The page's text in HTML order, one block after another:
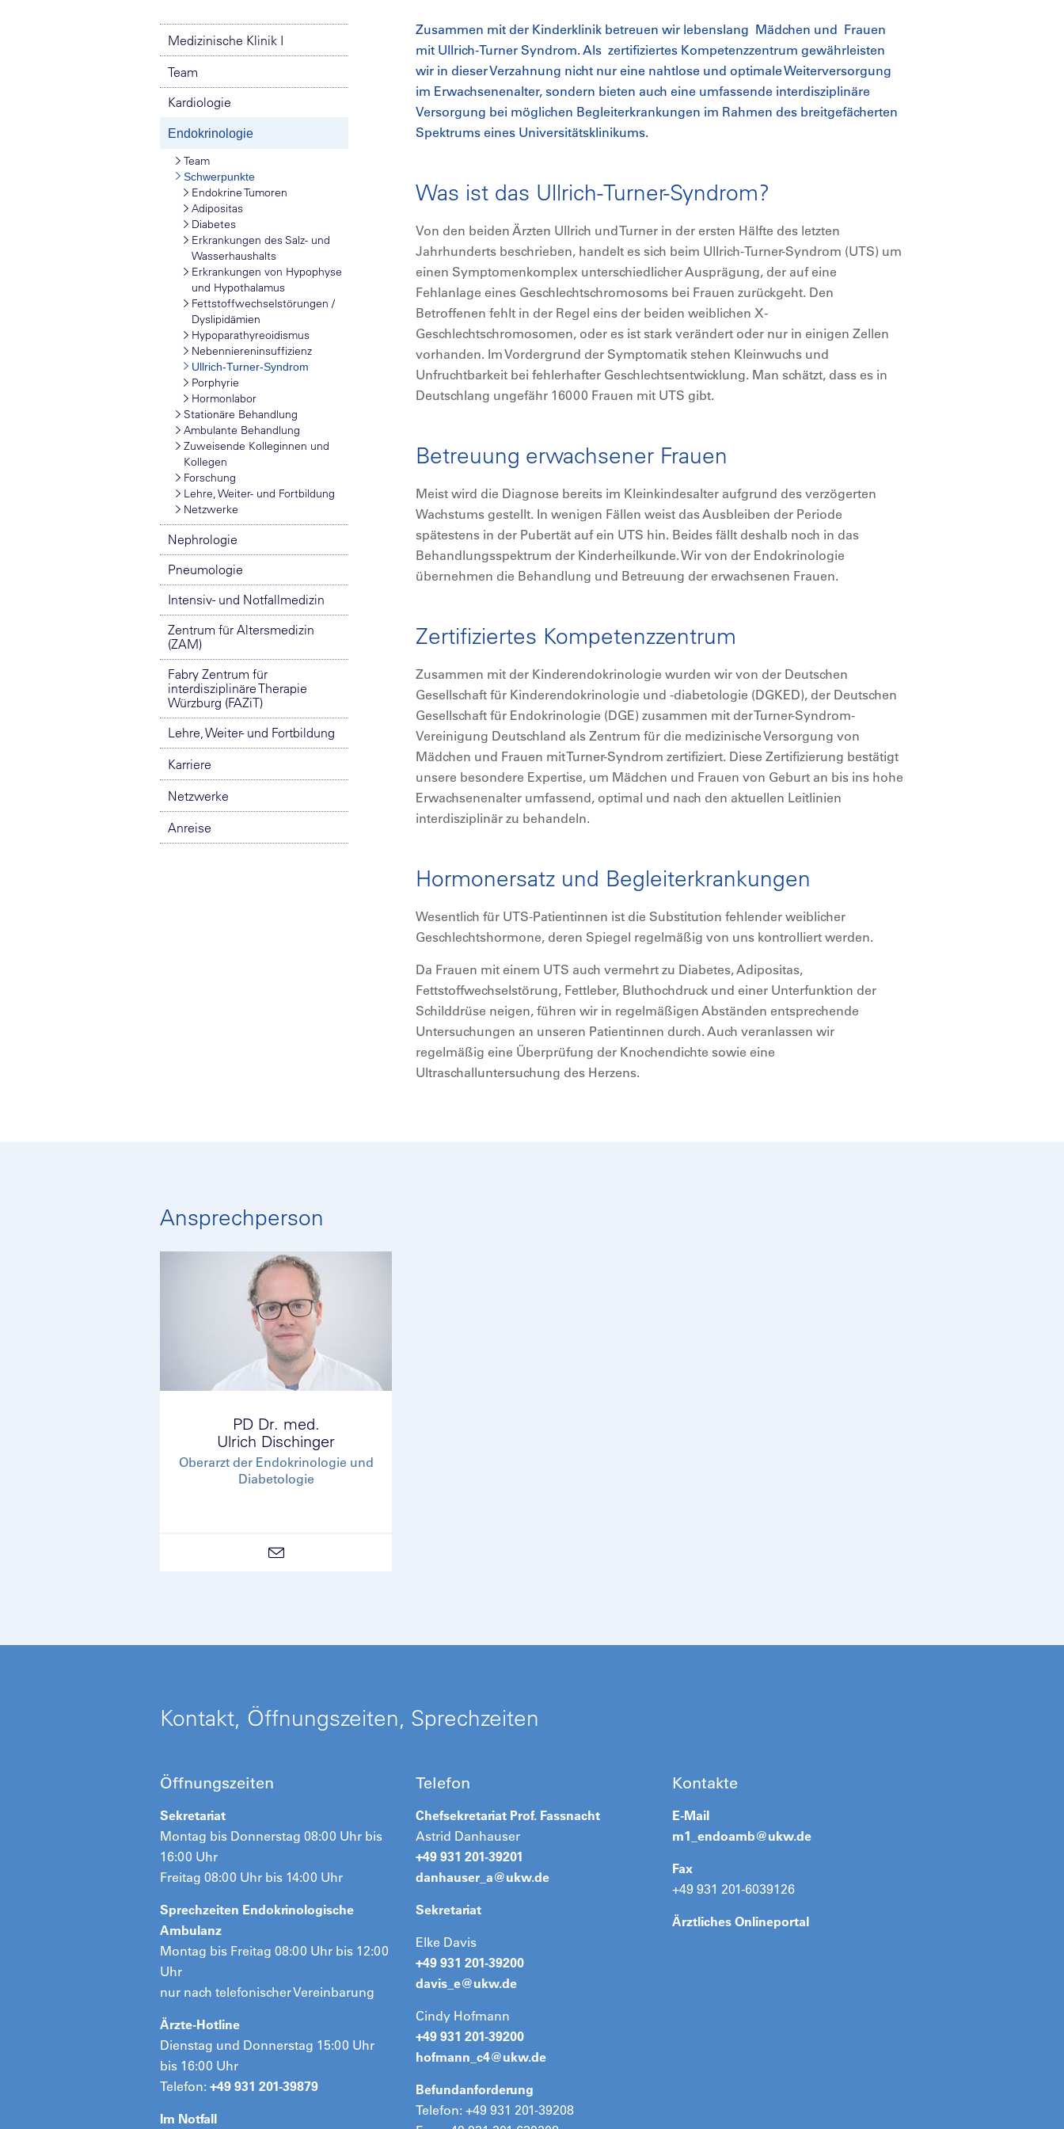
Medizinische Klinik I
Team
Kardiologie
Endokrinologie
Team
Schwerpunkte
Endokrine Tumoren
Adipositas
Diabetes
Erkrankungen des Salz- und
Wasserhaushalts
Erkrankungen von Hypophyse
und Hypothalamus
Fettstoffwechselstörungen /
Dyslipidämien
Hypoparathyreoidismus
Nebenniereninsuffizienz
Ullrich-Turner-Syndrom
Porphyrie
Hormonlabor
Stationäre Behandlung
Ambulante Behandlung
Zuweisende Kolleginnen und
Kollegen
Forschung
Lehre, Weiter- und Fortbildung
Netzwerke
Nephrologie
Pneumologie
Intensiv- und Notfallmedizin
Zentrum für Altersmedizin
(ZAM)
Fabry Zentrum für
interdisziplinäre Therapie
Würzburg (FAZiT)
Lehre, Weiter- und Fortbildung
Karriere
Netzwerke
Anreise
Zusammen mit der Kinderklinik betreuen wir lebenslang Mädchen und Frauen
mit Ullrich-Turner Syndrom. Als zertifiziertes Kompetenzzentrum gewährleisten
wir in dieser Verzahnung nicht nur eine nahtlose und optimale Weiterversorgung
im Erwachsenenalter, sondern bieten auch eine umfassende interdisziplinäre
Versorgung bei möglichen Begleiterkrankungen im Rahmen des breitgefächerten
Spektrums eines Universitätsklinikums.
Was ist das Ullrich-Turner-Syndrom?
Von den beiden Ärzten Ullrich und Turner in der ersten Hälfte des letzten
Jahrhunderts beschrieben, handelt es sich beim Ullrich-Turner-Syndrom (UTS) um
einen Symptomenkomplex unterschiedlicher Ausprägung, der auf eine
Fehlanlage eines Geschlechtschromosoms bei Frauen zurückgeht. Den
Betroffenen fehlt in der Regel eins der beiden weiblichen X-
Geschlechtschromosomen, oder es ist stark verändert oder nur in einigen Zellen
vorhanden. Im Vordergrund der Symptomatik stehen Kleinwuchs und
Unfruchtbarkeit bei fehlerhafter Geschlechtsentwicklung. Man schätzt, dass es in
Deutschlang ungefähr 16000 Frauen mit UTS gibt.
Betreuung erwachsener Frauen
Meist wird die Diagnose bereits im Kleinkindesalter aufgrund des verzögerten
Wachstums gestellt. In wenigen Fällen weist das Ausbleiben der Periode
spätestens in der Pubertät auf ein UTS hin. Beides fällt deshalb noch in das
Behandlungsspektrum der Kinderheilkunde. Wir von der Endokrinologie
übernehmen die Behandlung und Betreuung der erwachsenen Frauen.
Zertifiziertes Kompetenzzentrum
Zusammen mit der Kinderendokrinologie wurden wir von der Deutschen
Gesellschaft für Kinderendokrinologie und -diabetologie (DGKED), der Deutschen
Gesellschaft für Endokrinologie (DGE) zusammen mit der Turner-Syndrom-
Vereinigung Deutschland als Zentrum für die medizinische Versorgung von
Mädchen und Frauen mit Turner-Syndrom zertifiziert. Diese Zertifizierung bestätigt
unsere besondere Expertise, um Mädchen und Frauen von Geburt an bis ins hohe
Erwachsenenalter umfassend, optimal und nach den aktuellen Leitlinien
interdisziplinär zu behandeln.
Hormonersatz und Begleiterkrankungen
Wesentlich für UTS-Patientinnen ist die Substitution fehlender weiblicher
Geschlechtshormone, deren Spiegel regelmäßig von uns kontrolliert werden.
Da Frauen mit einem UTS auch vermehrt zu Diabetes, Adipositas,
Fettstoffwechselstörung, Fettleber, Bluthochdruck und einer Unterfunktion der
Schilddrüse neigen, führen wir in regelmäßigen Abständen entsprechende
Untersuchungen an unseren Patientinnen durch. Auch veranlassen wir
regelmäßig eine Überprüfung der Knochendichte sowie eine
Ultraschalluntersuchung des Herzens.
Ansprechperson
PD Dr. med.
Ulrich Dischinger
Oberarzt der Endokrinologie und
Diabetologie
Kontakt, Öffnungszeiten, Sprechzeiten
Öffnungszeiten
Sekretariat
Montag bis Donnerstag 08:00 Uhr bis
16:00 Uhr
Freitag 08:00 Uhr bis 14:00 Uhr
Sprechzeiten Endokrinologische
Ambulanz
Montag bis Freitag 08:00 Uhr bis 12:00
Uhr
nur nach telefonischer Vereinbarung
Ärzte-Hotline
Dienstag und Donnerstag 15:00 Uhr
bis 16:00 Uhr
Telefon: +49 931 201-39879
Im Notfall
Telefon
Chefsekretariat Prof. Fassnacht
Astrid Danhauser
+49 931 201-39201
danhauser_a@ukw.de
Sekretariat
Elke Davis
+49 931 201-39200
davis_e@ukw.de
Cindy Hofmann
+49 931 201-39200
hofmann_c4@ukw.de
Befundanforderung
Telefon: +49 931 201-39208
Kontakte
E-Mail
m1_endoamb@ukw.de
Fax
+49 931 201-6039126
Ärztliches Onlineportal